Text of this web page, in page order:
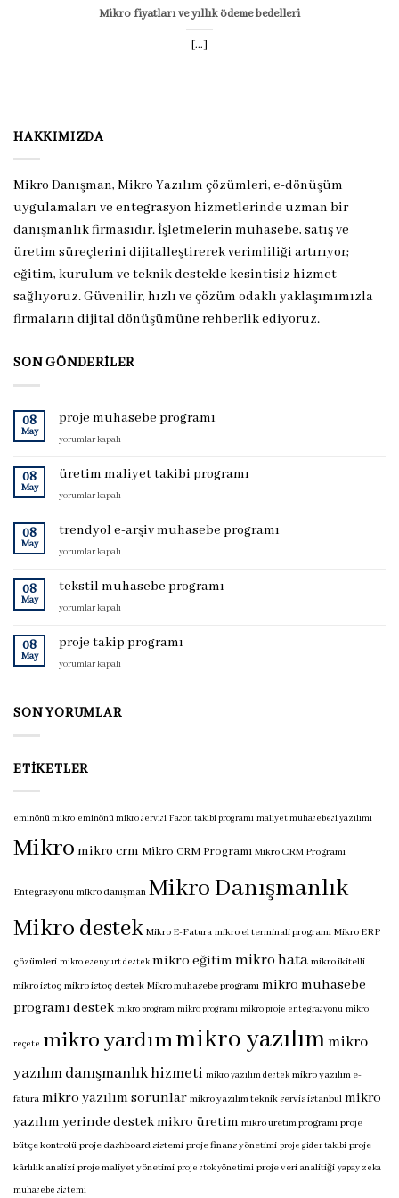
Mikro fiyatları ve yıllık ödeme bedelleri
[...]
HAKKIMIZDA
Mikro Danışman, Mikro Yazılım çözümleri, e-dönüşüm
uygulamaları ve entegrasyon hizmetlerinde uzman bir
danışmanlık firmasıdır. İşletmelerin muhasebe, satış ve
üretim süreçlerini dijitalleştirerek verimliliği artırıyor;
eğitim, kurulum ve teknik destekle kesintisiz hizmet
sağlıyoruz. Güvenilir, hızlı ve çözüm odaklı yaklaşımımızla
firmaların dijital dönüşümüne rehberlik ediyoruz.
SON GÖNDERILER
08
May
proje muhasebe programı
proje
programı
yorumlar kapalı
08
May
üretim maliyet takibi programı
üretim
takibi
programı
için
yorumlar kapalı
08
May
trendyol e-arşiv muhasebe programı
trendyol
arşiv
programı
yorumlar kapalı
08
May
tekstil muhasebe programı
tekstil
programı
için
yorumlar kapalı
08
May
proje takip programı
proje
için
yorumlar kapalı
SON YORUMLAR
ETIKETLER
eminönü mikro eminönü mikro servisi Fason takibi programı maliyet muhasebesi yazılımı
Mikro mikro crm Mikro CRM Programı Mikro CRM Programı
Entegrasyonu mikro danışman Mikro Danışmanlık
Mikro destek Mikro E-Fatura mikro el terminali programı Mikro ERP
çözümleri mikro esenyurt destek mikro eğitimmikro hata mikro ikitelli
mikro istoç mikro istoç destek Mikro muhasebe programı mikro muhasebe
programı destek mikro program mikro programı mikro proje entegrasyonu mikro
reçete mikro yardımmikro yazılımmikro
yazılım danışmanlık hizmeti mikro yazılım destek mikro yazılım e-
fatura mikro yazılım sorunlar mikro yazılım teknik servis istanbul mikro
yazılım yerinde destekmikro üretim mikro üretim programı proje
bütçe kontrolü proje dashboard sistemi proje finans yönetimi proje gider takibi proje
kârlılık analizi proje maliyet yönetimi proje stok yönetimi proje veri analitiği yapay zeka
muhasebe sistemi